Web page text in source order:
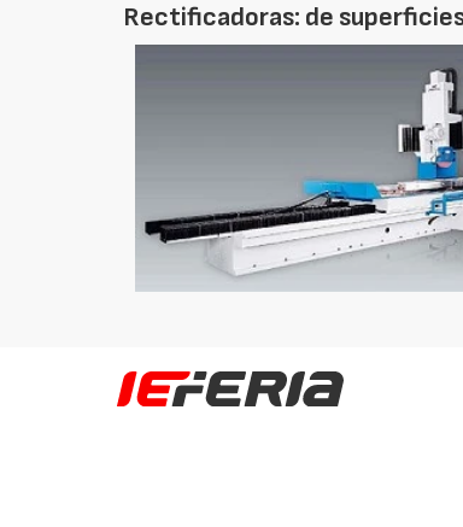
Rectificadoras: de